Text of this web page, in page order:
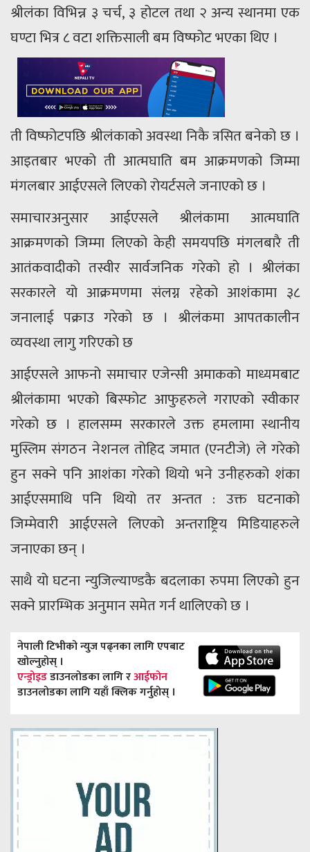
श्रीलंका विभिन्न ३ चर्च, ३ होटल तथा २ अन्य स्थानमा एक
घण्टा भित्र ८ वटा शक्तिसाली बम विष्फोट भएका थिए ।
ती विष्फोटपछि श्रीलंकाको अवस्था निकै त्रसित बनेको छ ।
आइतबार भएको ती आत्मघाति बम आक्रमणको जिम्मा
मंगलबार आईएसले लिएको रोयर्टसले जनाएको छ ।
समाचारअनुसार आईएसले श्रीलंकामा आत्मघाति
आक्रमणको जिम्मा लिएको केही समयपछि मंगलबारै ती
आतंकवादीको तस्वीर सार्वजनिक गरेको हो । श्रीलंका
सरकारले यो आक्रमणमा संलग्न रहेको आशंकामा ३८
जनालाई पक्राउ गरेको छ । श्रीलंकमा आपतकालीन
व्यवस्था लागु गरिएको छ
आईएसले आफनो समाचार एजेन्सी अमाकको माध्यमबाट
श्रीलंकामा भएको बिस्फोट आफुहरुले गराएको स्वीकार
गरेको छ । हालसम्म सरकारले उक्त हमलामा स्थानीय
मुस्लिम संगठन नेशनल तोहिद जमात (एनटीजे) ले गरेको
हुन सक्ने पनि आशंका गरेको थियो भने उनीहरुको शंका
आईएसमाथि पनि थियो तर अन्तत : उक्त घटनाको
जिम्मेवारी आईएसले लिएको अन्तराष्ट्रिय मिडियाहरुले
जनाएका छन् ।
साथै यो घटना न्युजिल्याण्डकै बदलाका रुपमा लिएको हुन
सक्ने प्रारम्भिक अनुमान समेत गर्न थालिएको छ ।
नेपाली टिभीको न्युज पढ्नका लागि एपबाट
खोल्नुहोस् ।
एन्ड्रोइडडाउनलोडका लागि रआईफोन
डाउनलोडका लागि यहाँ क्लिक गर्नुहोस् ।